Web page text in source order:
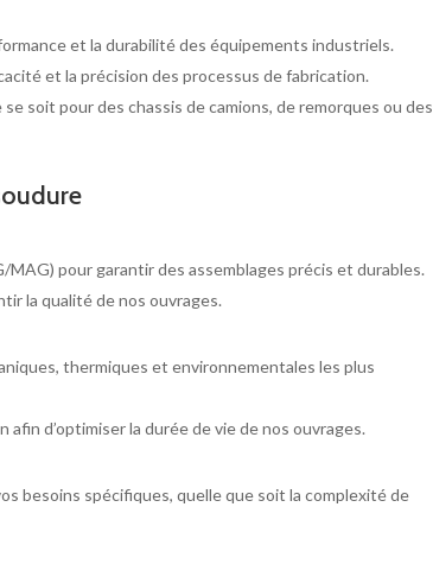
et la durabilité des équipements industriels.
et la précision des processus de fabrication.
soit pour des chassis de camions, de remorques ou des
pour garantir des assemblages précis et durables.
la qualité de nos ouvrages.
thermiques et environnementales les plus
d’optimiser la durée de vie de nos ouvrages.
besoins spécifiques, quelle que soit la complexité de